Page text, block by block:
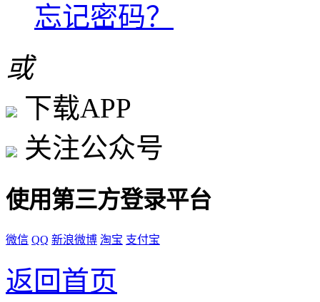
忘记密码？
或
下载APP
关注公众号
使用第三方登录平台
微信 QQ 新浪微博 淘宝 支付宝
返回首页